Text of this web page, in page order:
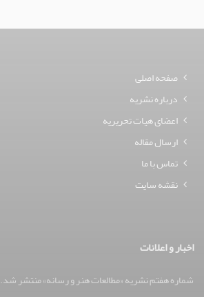
صفحه اصلی
درباره نشریه
اعضای هیات تحریریه
ارسال مقاله
تماس با ما
نقشه سایت
اخبار و اعلانات
شماره هفتم نشریه «مطالعات هنر و رسانه» منتشر شد.